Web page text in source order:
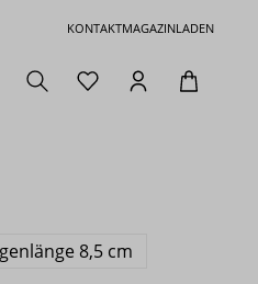
KONTAKTMAGAZINLADEN
8,5 cm